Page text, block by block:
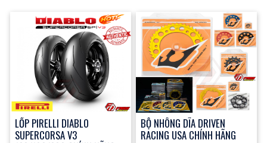
LỐP PIRELLI DIABLO
SUPERCORSA V3
BỘ NHÔNG DĨA DRIVEN
RACING USA CHÍNH HÃNG